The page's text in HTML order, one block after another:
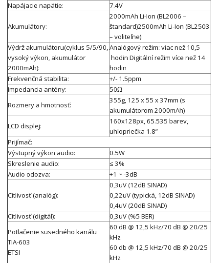
Napájacie napätie:
7.4V
Akumulátory:
2000mAh Li-Ion (BL2006 –
štandard)2500mAh Li-Ion (BL2503
– voliteľne)
Výdrž akumulátoru(cyklus 5/5/90,
vysoký výkon, akumulátor
2000mAh):
Analógový režim: viac než 10,5
hodin Digitální režim více než 14
hodin
Frekvenčná stabilita:
+/- 1.5ppm
Impedancia antény:
50Ω
Rozmery a hmotnosť:
355g, 125 x 55 x 37mm (s
akumulátorom 2000mAh)
LCD displej:
160x128px, 65.535 barev,
uhlopriečka 1.8”
Prijímač:
Výstupný výkon audio:
0.5W
Skreslenie audio:
≤ 3%
Audio odozva:
+1 ~ -3dB
Citlivosť (analóg):
0,3uV (12dB SINAD)
0,22uV (typická, 12dB SINAD)
0,4uV (20dB SINAD)
Citlivosť (digitál):
0,3uV (%5 BER)
Potlačenie susedného kanálu
TIA-603
ETSI
60 dB @ 12,5 kHz/70 dB @ 20/25
kHz
60 db @ 12,5 kHz/70 dB @ 20/25
kHz